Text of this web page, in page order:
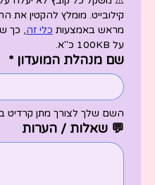
מראש באמצעות כלי זה
על 100KB כ"א.
שם מנהלת המועדון *
השם שלך לצורך מתן קרדיט
💬 שאלות / הערות